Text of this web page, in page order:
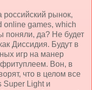
российский рынок,
online games, which
поняли, да? Не будет
Диссидия. Будут в
игр на манер
фритуплеем. Вон, в
что в целом все
Super Light и